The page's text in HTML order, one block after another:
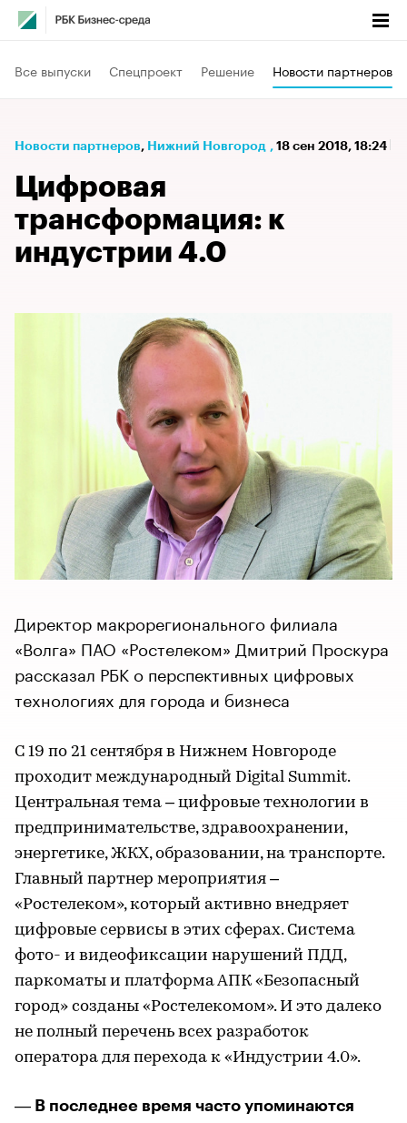
Все выпуски Спецпроект Решение Новости партнеров
Новости партнеров⁠, Нижний Новгород , 18 сен 2018, 18:24
Цифровая
трансформация: к
индустрии 4.0
Директор макрорегионального филиала
«Волга» ПАО «Ростелеком» Дмитрий Проскура
рассказал РБК о перспективных цифровых
технологиях для города и бизнеса
С 19 по 21 сентября в Нижнем Новгороде
проходит международный Digital Summit.
Центральная тема – цифровые технологии в
предпринимательстве, здравоохранении,
энергетике, ЖКХ, образовании, на транспорте.
Главный партнер мероприятия –
«Ростелеком», который активно внедряет
цифровые сервисы в этих сферах. Система
фото- и видеофиксации нарушений ПДД,
паркоматы и платформа АПК «Безопасный
город» созданы «Ростелекомом». И это далеко
не полный перечень всех разработок
оператора для перехода к «Индустрии 4.0».
— В последнее время часто упоминаются